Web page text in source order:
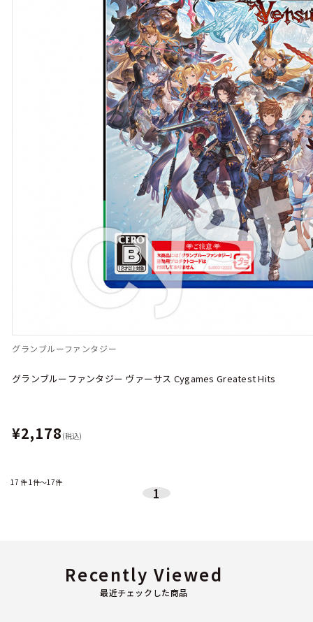
グランブルーファンタジー
グランブルーファンタジー ヴァーサス Cygames Greatest Hits
¥2,178 (税込)
17 件1件～17件
1
最近チェックした商品
Recently Viewed